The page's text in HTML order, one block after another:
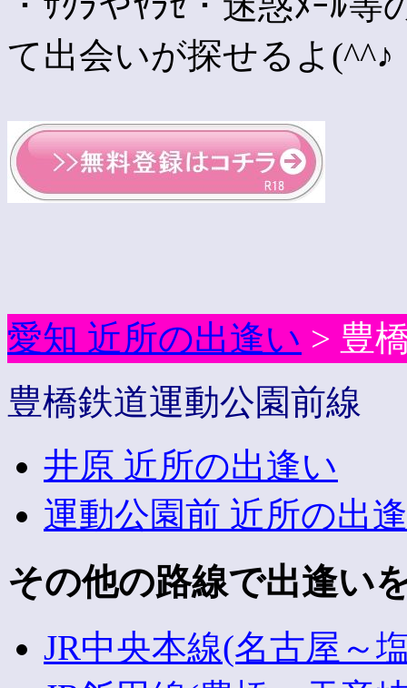
て出会いが探せるよ(^^♪
愛知 近所の出逢い > 豊
豊橋鉄道運動公園前線
井原 近所の出逢い
運動公園前 近所の出
その他の路線で出逢い
JR中央本線(名古屋～